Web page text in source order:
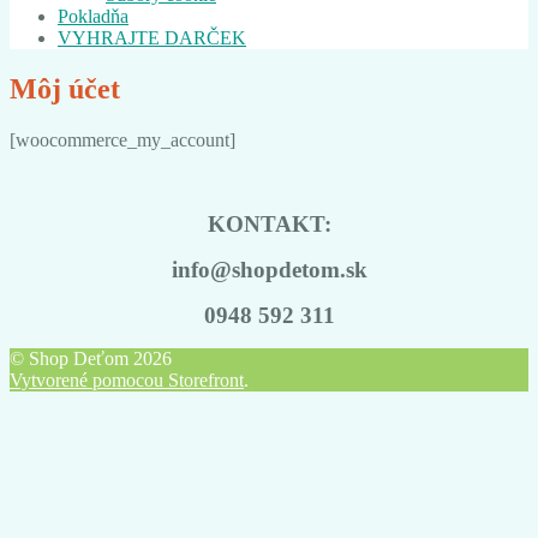
Pokladňa
VYHRAJTE DARČEK
Môj účet
[woocommerce_my_account]
KONTAKT:
info@shopdetom.sk
0948 592 311
© Shop Deťom 2026
Vytvorené pomocou Storefront.